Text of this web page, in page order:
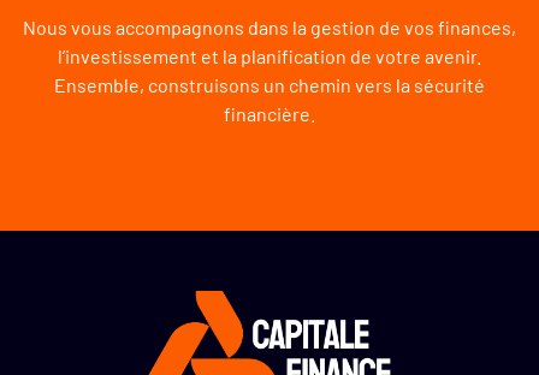
Nous vous accompagnons dans la gestion de vos finances,
l’investissement et la planification de votre avenir.
Ensemble, construisons un chemin vers la sécurité
financière.